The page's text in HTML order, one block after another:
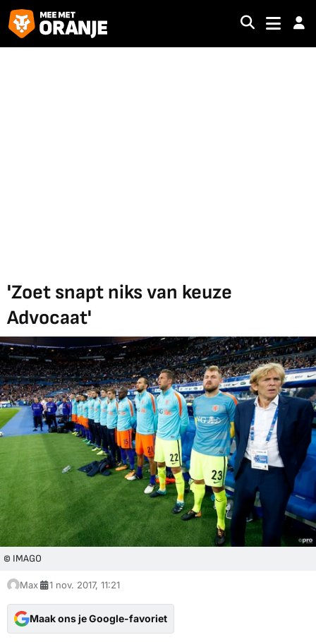
'Zoet snapt niks van keuze
Advocaat'
© IMAGO
Max 1 nov. 2017, 11:21
Maak ons je Google-favoriet